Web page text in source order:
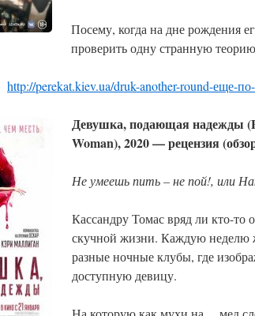
Посему, когда на дне рождения
проверить одну странную
http://perekat.kiev.ua/druk-another-round-еще-
Девушка, подающая надежды
Woman), 2020 — рецензия
Не умеешь пить – не пой!, или
Кассандру Томас вряд ли кто-
скучной жизни. Каждую неделю
разные ночные клубы, где
доступную девицу.